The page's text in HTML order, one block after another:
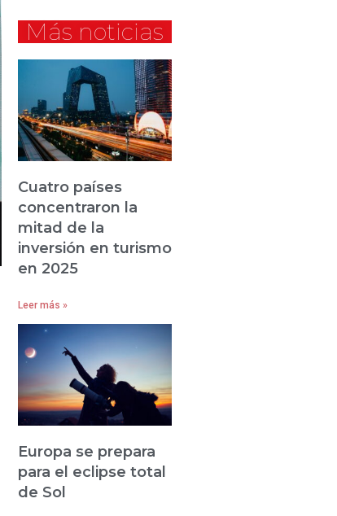
Más noticias
Cuatro países
concentraron la
mitad de la
inversión en turismo
en 2025
Leer más »
Europa se prepara
para el eclipse total
de Sol